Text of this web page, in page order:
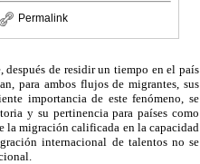
Permalink
de residir un tiempo en el país
para ambos flujos de migrantes, sus
importancia de este fenómeno, se
y su pertinencia para países como
la migración calificada en la capacidad
internacional de talentos no se